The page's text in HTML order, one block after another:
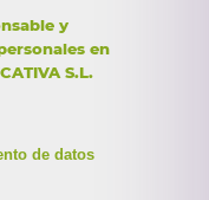
y
en
S.L.
de datos